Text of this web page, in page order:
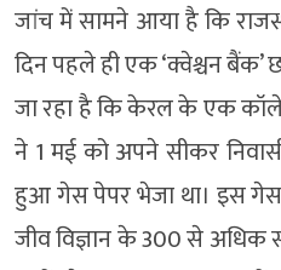
जांच में सामने आया है कि
दिन पहले ही एक ‘क्वेश्चन बैंक’
जा रहा है कि केरल के एक
ने 1 मई को अपने सीकर
हुआ गेस पेपर भेजा था। इस
जीव विज्ञान के 300 से अधिक